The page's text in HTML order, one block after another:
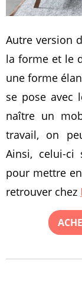
Autre version
la forme et le
une forme
se pose avec
naître un
travail, on
Ainsi, celui-ci
pour mettre
retrouver chez